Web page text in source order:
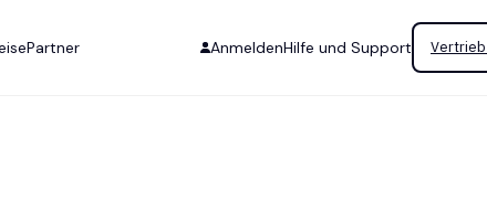
Partner AnmeldenHilfe und Support